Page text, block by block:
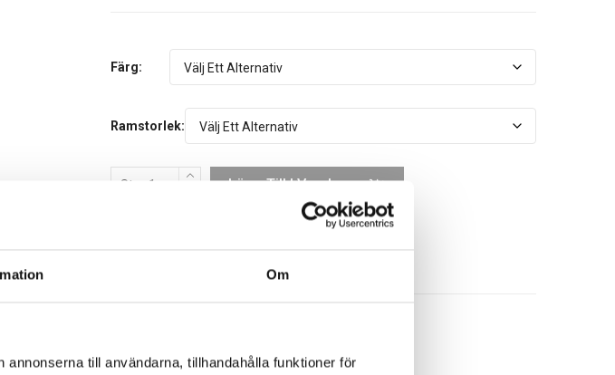
Om
till användarna, tillhandahålla funktioner för
Färg:
Ramstorlek:
St. Lägg Till I Varukorg